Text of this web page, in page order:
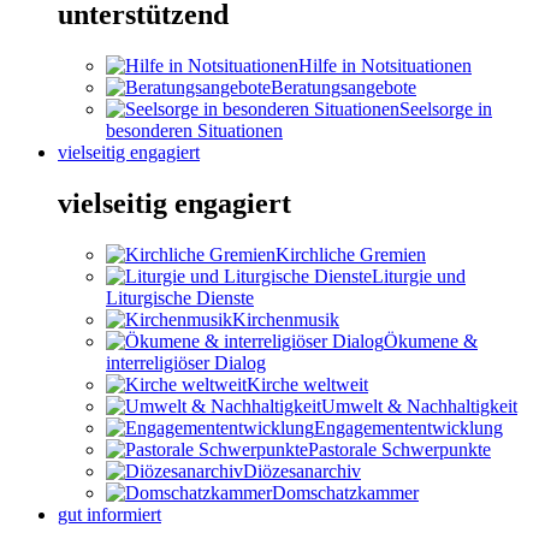
unterstützend
Hilfe in Notsituationen
Beratungsangebote
Seelsorge in
besonderen Situationen
vielseitig engagiert
vielseitig engagiert
Kirchliche Gremien
Liturgie und
Liturgische Dienste
Kirchenmusik
Ökumene &
interreligiöser Dialog
Kirche weltweit
Umwelt & Nachhaltigkeit
Engagemententwicklung
Pastorale Schwerpunkte
Diözesanarchiv
Domschatzkammer
gut informiert